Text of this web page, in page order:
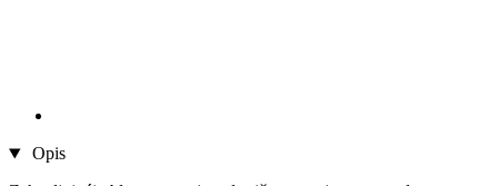
Opis